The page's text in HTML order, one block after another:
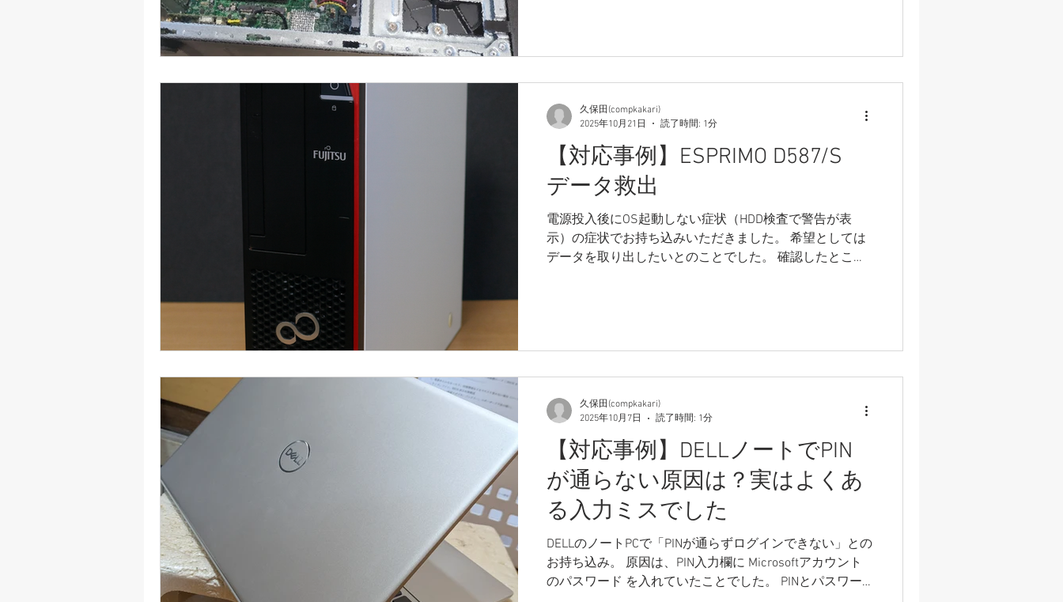
【対応事例】ESPRIMO D587/S
データ救出
電源投入後にOS起動しない症状（HDD検査で警告が表
示）の症状でお持ち込みいただきました。 希望としては
データを取り出したいとのことでした。 確認したとこ
する状況でした。 このように故障が進むとデータ復旧設
ップ や、 異音を感じた時点で早めの点検 が大切です。
久保田(compkakari)
2025年10月21日
読了時間: 1分
【対応事例】DELLノートでPIN
が通らない原因は？実はよくあ
る入力ミスでした
DELLのノートPCで「PINが通らずログインできない」との
お持ち込み。 原因は、PIN入力欄に Microsoftアカウント
のパスワード を入れていたことでした。 PINとパスワー
久保田(compkakari)
2025年10月7日
読了時間: 1分